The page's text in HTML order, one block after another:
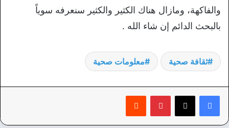
والفاكهة، ومازال هناك الكثير والكثير سنعرفه سوياً
بالبحث الدائم إن شاء الله .
ثقافة صحية معلومات صحية
بينتيريست